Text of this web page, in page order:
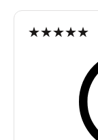
★★★★★